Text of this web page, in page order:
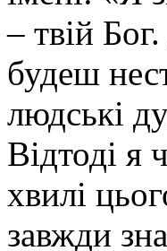
– твій
будеш
людські
Відтоді я
хвилі
завжди